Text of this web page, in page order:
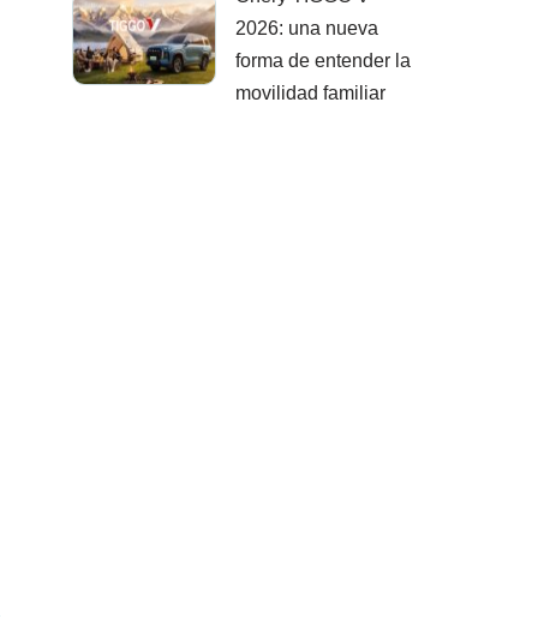
2026: una nueva
forma de entender la
movilidad familiar